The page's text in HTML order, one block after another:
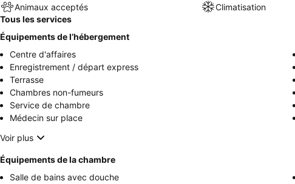
Animaux acceptés
Climatisation
Tous les services
Équipements de l’hébergement
Centre d'affaires
Enregistrement / départ express
Terrasse
Chambres non-fumeurs
Service de chambre
Médecin sur place
Voir plus
Équipements de la chambre
Salle de bains avec douche